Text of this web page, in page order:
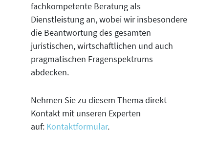
fachkompetente Beratung als
Dienstleistung an, wobei wir insbesondere
die Beantwortung des gesamten
juristischen, wirtschaftlichen und auch
pragmatischen Fragenspektrums
abdecken.
Nehmen Sie zu diesem Thema direkt
Kontakt mit unseren Experten
auf: Kontaktformular.